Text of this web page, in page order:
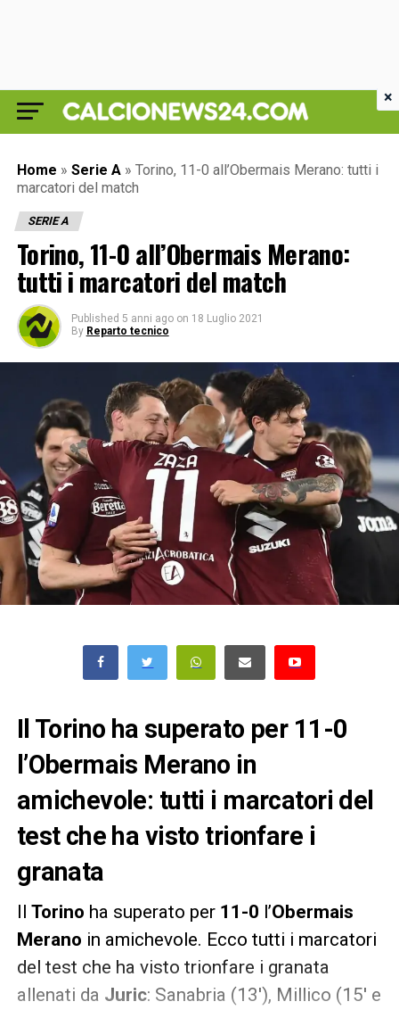
Home » Serie A » Torino, 11-0 all’Obermais Merano: tutti i
marcatori del match
SERIE A
Torino, 11-0 all’Obermais Merano:
tutti i marcatori del match
Published 5 anni ago on 18 Luglio 2021
By Reparto tecnico
Il Torino ha superato per 11-0
l’Obermais Merano in
amichevole: tutti i marcatori del
test che ha visto trionfare i
granata
Il Torino ha superato per 11-0 l’Obermais
Merano in amichevole. Ecco tutti i marcatori
del test che ha visto trionfare i granata
allenati da Juric: Sanabria (13′), Millico (15′ e
×